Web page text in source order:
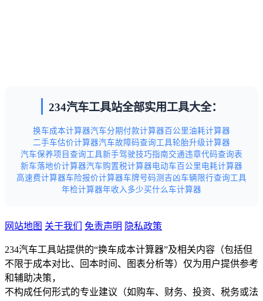
234汽车工具站全部实用工具大全：
换车成本计算器汽车分期付款计算器 百公里油耗计算器
二手车估价计算器汽车故障码查询工具轮胎升级计算器
汽车保养项目查询工具新手驾驶技巧指南交通违章代码查询表
新车落地价计算器汽车购置税计算器电动车百公里电耗计算器
高速费计算器车险报价计算器车牌号码测吉凶车辆限行查询工具
年检计算器年收入多少买什么车计算器
网站地图 关于我们 免责声明 隐私政策
234汽车工具站提供的“换车成本计算器”及相关内容（包括但
不限于成本对比、回本时间、图表分析等）仅为用户提供参考
和辅助决策，
不构成任何形式的专业建议（如购车、财务、投资、税务或法